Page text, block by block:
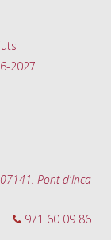
2027
Pont d'Inca
971 60 09 86